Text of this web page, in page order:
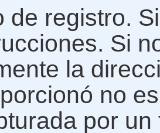
de registro.
Si
la
no
por